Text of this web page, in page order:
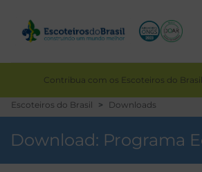
Contribua com os Escoteiros do Brasil
Escoteiros do Brasil Downloads
Download: Programa